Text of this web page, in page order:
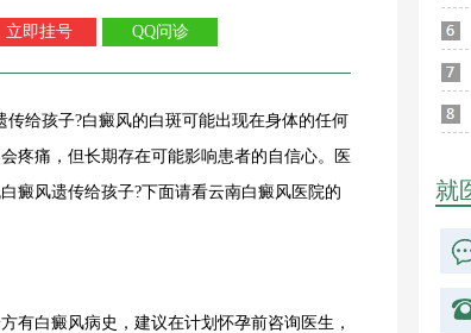
立即挂号 QQ问诊
传给孩子?白癜风的白斑可能出现在身体的任何
疼痛，但长期存在可能影响患者的自信心。医
癜风遗传给孩子?下面请看云南白癜风医院的
白癜风病史，建议在计划怀孕前咨询医生，
就